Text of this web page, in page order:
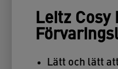
Leitz Cosy
Lätt och lätt